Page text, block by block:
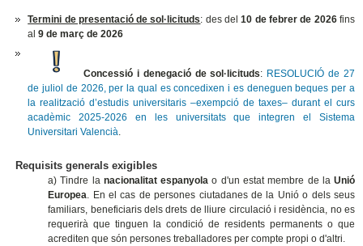
Termini de presentació de sol·licituds: des del10 de febrer de 2026fins
al9 de març de 2026
Concessió i denegació de sol·licituds: RESOLUCIÓ de 27
de juliol de 2026, per la qual es concedixen i es deneguen beques per a
la realització d’estudis universitaris –exempció de taxes– durant el curs
acadèmic 2025-2026 en les universitats que integren el Sistema
Universitari Valencià.
Requisits generals exigibles
a) Tindre la nacionalitat espanyola o d'un estat membre de laUnió
Europea. En el cas de persones ciutadanes de la Unió o dels seus
familiars, beneficiaris dels drets de lliure circulació i residència, no es
requerirà que tinguen la condició de residents permanents o que
acrediten que són persones treballadores per compte propi o d'altri.